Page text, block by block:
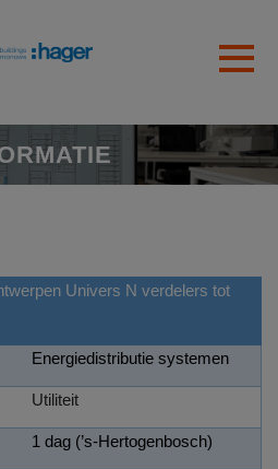
Univers N verdelers tot
Energiedistributie systemen
Utiliteit
1 dag (’s-Hertogenbosch)
OK